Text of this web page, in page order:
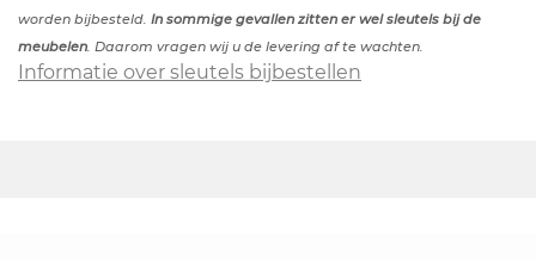
worden bijbesteld. In sommige gevallen zitten er wel sleutels bij de
meubelen . Daarom vragen wij u de levering af te wachten.
Informatie over sleutels bijbestellen